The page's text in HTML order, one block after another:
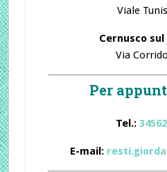
Viale
Cernusco
Via
Per
Tel.:
E-mail: